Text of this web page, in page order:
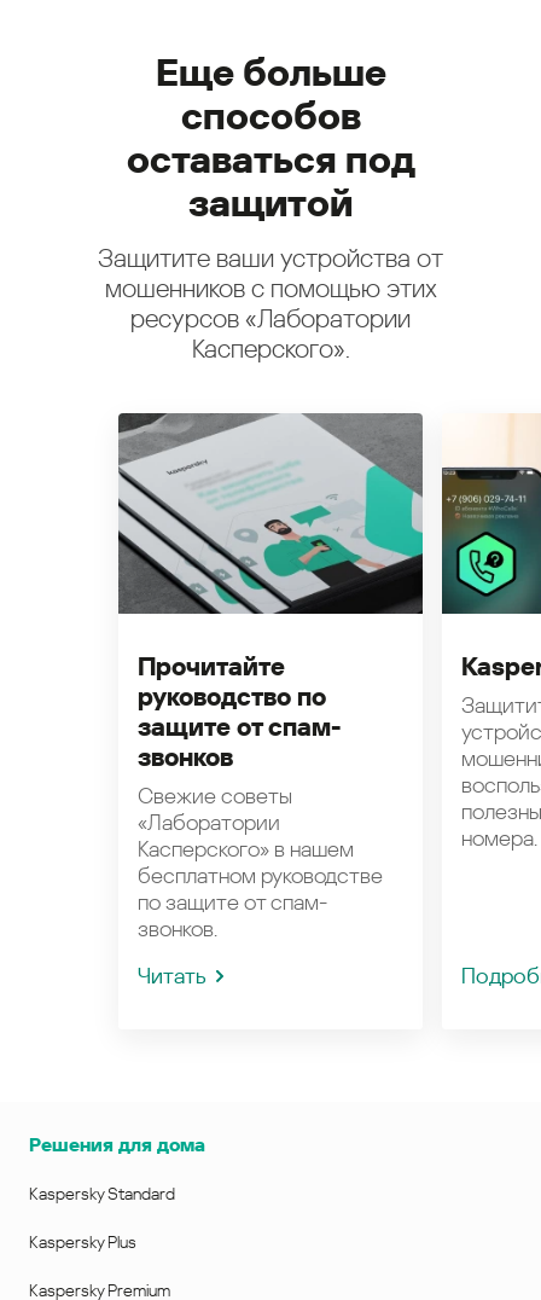
Еще больше
способов
оставаться под
защитой
Защитите ваши устройства от
мошенников с помощью этих
ресурсов «Лаборатории
Касперского».
Прочитайте
руководство по
защите от спам-
звонков
Свежие советы
«Лаборатории
Касперского» в нашем
бесплатном руководстве
по защите от спам-
звонков.
Читать
номера.
Решения для дома
Kaspersky Standard
Kaspersky Plus
Kaspersky Premium